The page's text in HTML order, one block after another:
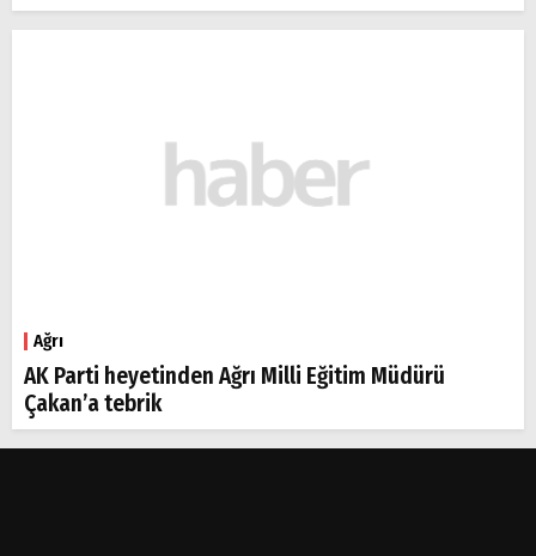
Ağrı
AK Parti heyetinden Ağrı Milli Eğitim Müdürü
Çakan’a tebrik